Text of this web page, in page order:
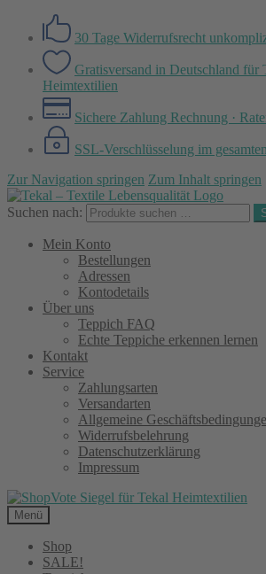
30 Tage Widerrufsrecht
Gratisversand in Deutschland für
Heimtextilien
Sichere Zahlung Rechnung ·
SSL-Verschlüsselung im
Zur Navigation springen Zum Inhalt springen
Suchen nach:
Mein Konto
Bestellungen
Adressen
Kontodetails
Über uns
Teppich FAQ
Echte Teppiche erkennen lernen
Kontakt
Service
Zahlungsarten
Versandarten
Allgemeine
Widerrufsbelehrung
Datenschutzerklärung
Impressum
Menü
Shop
SALE!